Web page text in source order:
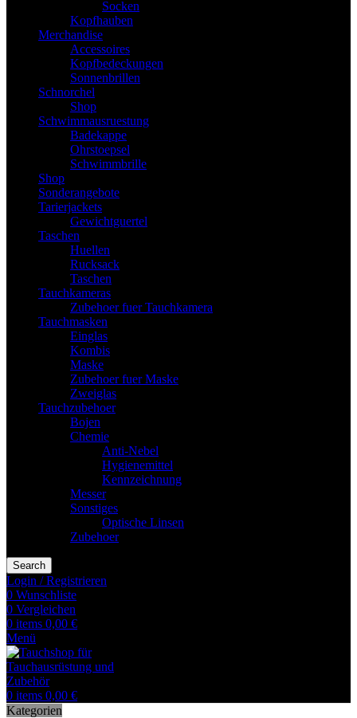
Socken
Kopfhauben
Merchandise
Accessoires
Kopfbedeckungen
Sonnenbrillen
Schnorchel
Shop
Schwimmausruestung
Badekappe
Ohrstoepsel
Schwimmbrille
Shop
Sonderangebote
Tarierjackets
Gewichtguertel
Taschen
Huellen
Rucksack
Taschen
Tauchkameras
Zubehoer fuer Tauchkamera
Tauchmasken
Einglas
Kombis
Maske
Zubehoer fuer Maske
Zweiglas
Tauchzubehoer
Bojen
Chemie
Anti-Nebel
Hygienemittel
Kennzeichnung
Messer
Sonstiges
Optische Linsen
Zubehoer
Search
Login / Registrieren
0 Wunschliste
0 Vergleichen
0 items 0,00 €
Menü
0 items 0,00 €
Kategorien